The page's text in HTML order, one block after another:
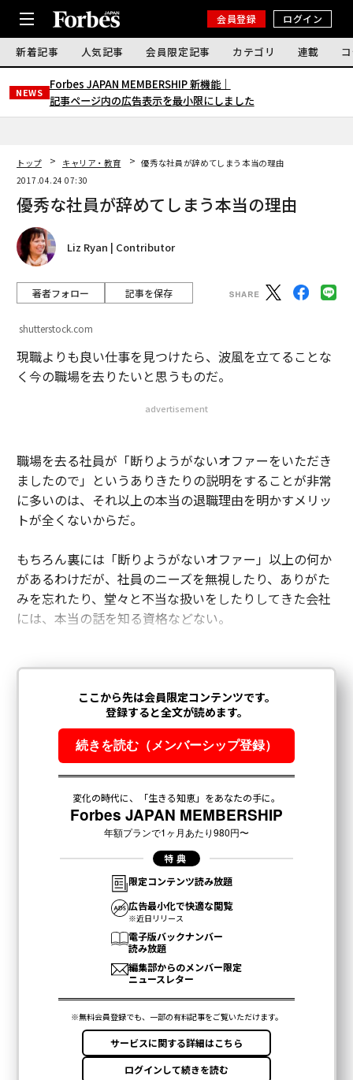
会員登録 ログイン
新着記事 人気記事 会員限定記事 カテゴリ 連載
NEWS
Forbes JAPAN MEMBERSHIP 新機能｜
記事ページ内の広告表示を最小限にしました
トップ キャリア・教育
優秀な社員が辞めてしまう本当の理由
2017.04.24 07:30
優秀な社員が辞めてしまう本当の理由
Liz Ryan | Contributor
著者フォロー 記事を保存
shutterstock.com
現職よりも良い仕事を見つけたら、波風を立てることな
く今の職場を去りたいと思うものだ。
advertisement
職場を去る社員が「断りようがないオファーをいただき
ましたので」というありきたりの説明をすることが非常
に多いのは、それ以上の本当の退職理由を明かすメリッ
トが全くないからだ。
もちろん裏には「断りようがないオファー」以上の何か
があるわけだが、社員のニーズを無視したり、ありがた
みを忘れたり、堂々と不当な扱いをしたりしてきた会社
には、本当の話を知る資格などない。